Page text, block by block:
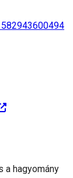
a hagyomány